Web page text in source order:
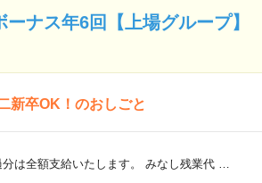
ナス年6回【上場グループ】
新卒OK！のおしごと
は全額支給いたします。 みなし残業代 …